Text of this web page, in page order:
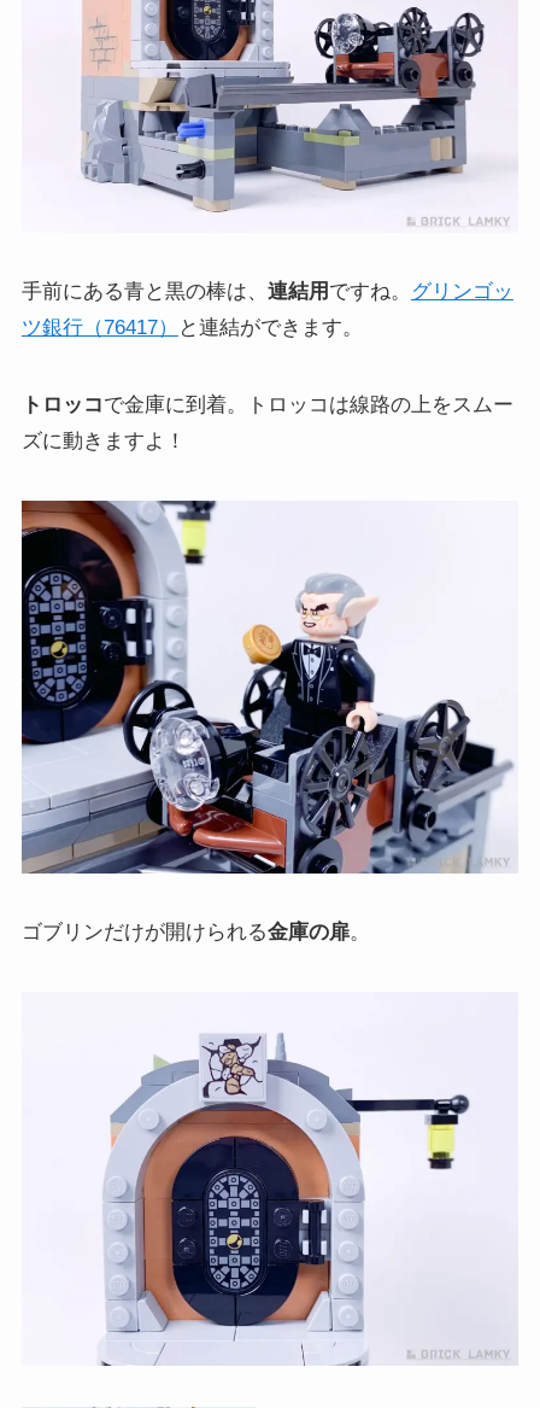
手前にある青と黒の棒は、 連結用 ですね。
グリンゴッ
ツ銀行（76417）
と連結ができます。
トロッコで金庫に到着。トロッコは線路の上をスムー
ズに動きますよ！
ゴブリンだけが開けられる金庫の扉。